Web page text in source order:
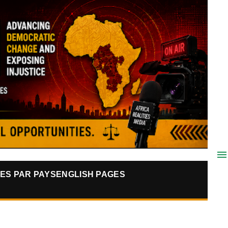
PAR PAYS ENGLISH PAGES